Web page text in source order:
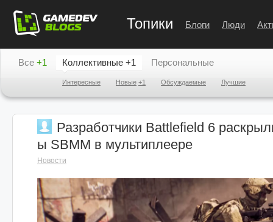
Топики Блоги Люди
Все +1 Коллективные +1
Интересные Новые +1 Обсуждаемые Лучшие
Персональные
Разработчики Battlefield 6
ы SBMM в мультиплеере
Новости